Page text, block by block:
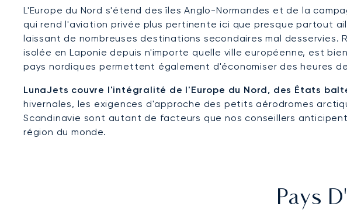
L'Europe du Nord s'étend des îles Anglo-Normandes et de la
qui rend l'aviation privée plus pertinente ici que presque partout
laissant de nombreuses destinations secondaires mal
isolée en Laponie depuis n'importe quelle ville européenne, est
pays nordiques permettent également d'économiser des heures
LunaJets couvre l'intégralité de l'Europe du Nord, des États
hivernales, les exigences d'approche des petits aérodromes
Scandinavie sont autant de facteurs que nos conseillers
région du monde.
Pays